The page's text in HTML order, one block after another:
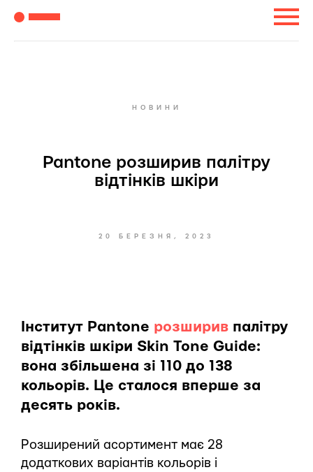
НОВИНИ
Pantone розширив палітру
відтінків шкіри
20 БЕРЕЗНЯ, 2023
Інститут Pantone розширив палітру
відтінків шкіри Skin Tone Guide:
вона збільшена зі 110 до 138
кольорів. Це сталося вперше за
десять років.
Розширений асортимент має 28
додаткових варіантів кольорів і